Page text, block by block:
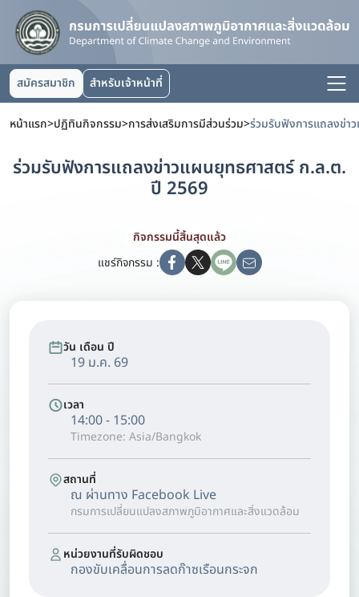
สมัครสมาชิก สำหรับเจ้าหน้าที่
หน้าแรก>ปฏิทินกิจกรรม>การส่งเสริมการมีส่วนร่วม>
ร่วมรับฟังการแถลงข่าวแผนยุทธศาสตร์ ก.ล.ต.
ปี 2569
กิจกรรมนี้สิ้นสุดแล้ว
แชร์กิจกรรม :
วัน เดือน ปี
19 ม.ค. 69
เวลา
14:00 - 15:00
Timezone: Asia/Bangkok
สถานที่
ณ ผ่านทาง Facebook Live
กรมการเปลี่ยนแปลงสภาพภูมิอากาศและสิ่งแวดล้อม
หน่วยงานที่รับผิดชอบ
กองขับเคลื่อนการลดก๊าซเรือนกระจก